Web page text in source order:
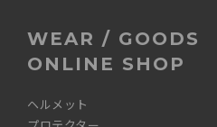
WEAR / GOODS
ONLINE SHOP
ヘルメット